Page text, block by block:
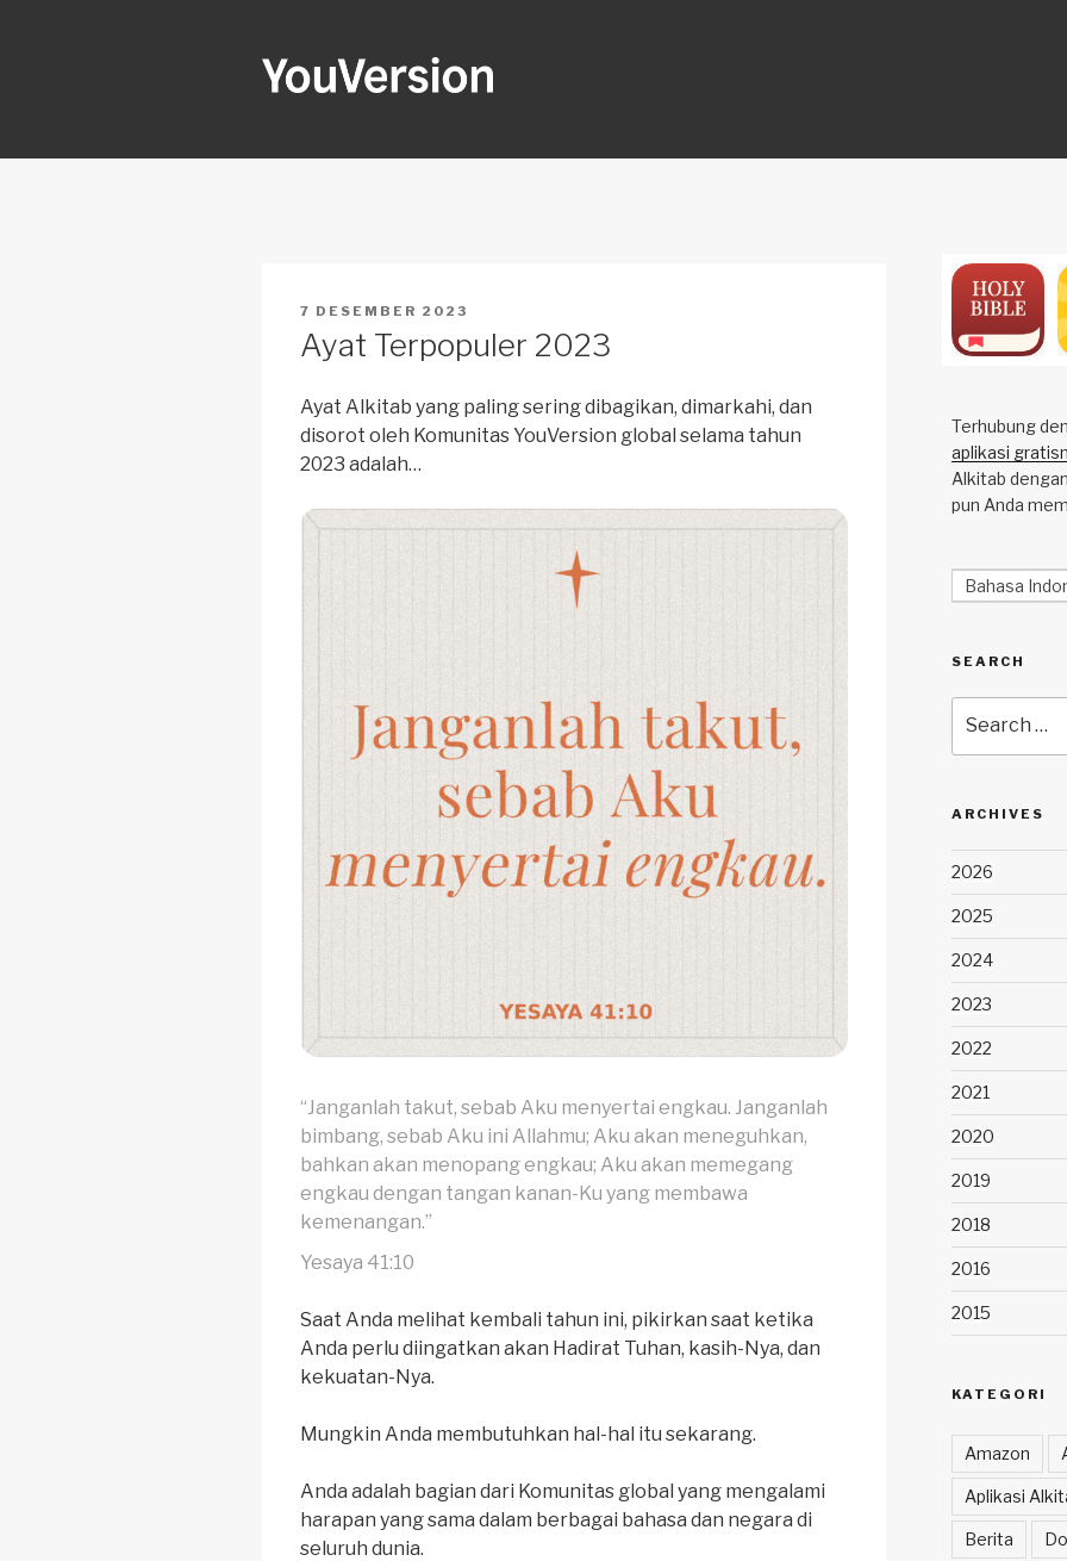
POSTED
7 DESEMBER 2023
Ayat Terpopuler 2023
Ayat Alkitab yang paling sering dibagikan, dimarkahi, dan
disorot oleh Komunitas YouVersion global selama tahun
2023 adalah…
“Janganlah takut, sebab Aku menyertai engkau. Janganlah
bimbang, sebab Aku ini Allahmu; Aku akan meneguhkan,
bahkan akan menopang engkau; Aku akan memegang
engkau dengan tangan kanan-Ku yang membawa
kemenangan.”
Yesaya 41:10
Saat Anda melihat kembali tahun ini, pikirkan saat ketika
Anda perlu diingatkan akan Hadirat Tuhan, kasih-Nya, dan
kekuatan-Nya.
Mungkin Anda membutuhkan hal-hal itu sekarang.
Anda adalah bagian dari Komunitas global yang mengalami
harapan yang sama dalam berbagai bahasa dan negara di
seluruh dunia.
Terhubung
aplikasi
Alkitab
pun Anda
Bahasa
SEARCH
for:
ARCHIVES
2026
2025
2024
2023
2022
2021
2020
2019
2018
2016
2015
KATEGORI
Amazon
Aplikasi
Berita